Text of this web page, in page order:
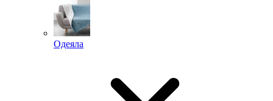
Одеяла